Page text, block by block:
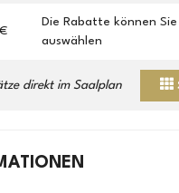
Die Rabatte können
auswählen
direkt im Saalplan